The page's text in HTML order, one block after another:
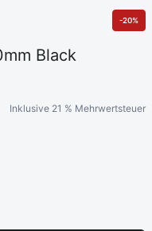
-20%
Black
Inklusive 21 % Mehrwertsteuer